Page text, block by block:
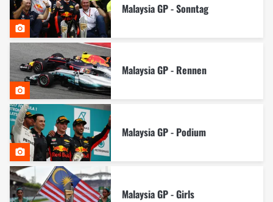
Malaysia GP - Sonntag
Malaysia GP - Rennen
Malaysia GP - Podium
Malaysia GP - Girls